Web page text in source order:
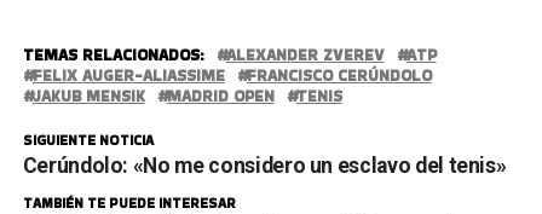
TEMAS RELACIONADOS: ALEXANDER ZVEREV
ATP
FELIX AUGER-ALIASSIME
FRANCISCO CERÚNDOLO
JAKUB MENSIK
MADRID OPEN TENIS
SIGUIENTE NOTICIA
Cerúndolo: «No me considero un esclavo del tenis»
TAMBIÉN TE PUEDE INTERESAR